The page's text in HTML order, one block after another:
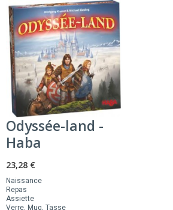
Odyssée-land -
Haba
23,28 €
Naissance
Repas
Assiette
Verre, Mug, Tasse